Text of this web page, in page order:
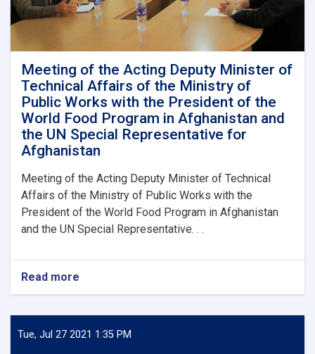
Meeting of the Acting Deputy Minister of
Technical Affairs of the Ministry of
Public Works with the President of the
World Food Program in Afghanistan and
the UN Special Representative for
Afghanistan
Meeting of the Acting Deputy Minister of Technical
Affairs of the Ministry of Public Works with the
President of the World Food Program in Afghanistan
and the UN Special Representative. . .
Read more
Meeting
the
Acting
Tue, Jul 27 2021 1:35 PM